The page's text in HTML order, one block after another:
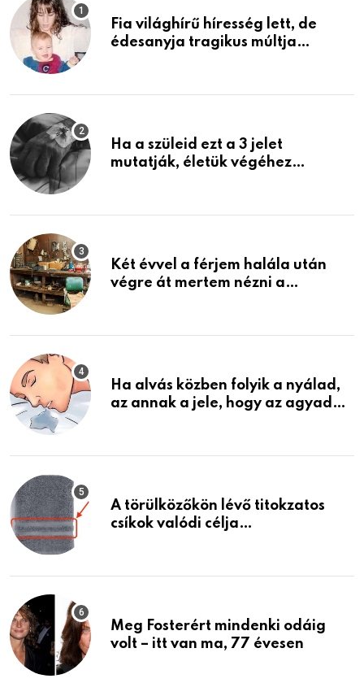
Fia világhírű híresség lett, de
édesanyja tragikus múltja
Ha a szüleid ezt a 3 jelet
mutatják, életük végéhez
Két évvel a férjem halála után
végre át mertem nézni a
életemet
Ha alvás közben folyik a nyálad,
az annak a jele, hogy az agyad…
A törülközőkön lévő titokzatos
csíkok valódi célja…
Meg Fosterért mindenki odáig
volt – itt van ma, 77 évesen